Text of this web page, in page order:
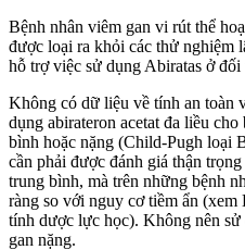
Bệnh nhân viêm gan vi rút thể
được loại ra khỏi các thử nghiệm
hỗ trợ việc sử dụng Abiratas ở đối
Không có dữ liệu về tính an toàn
dụng abirateron acetat đa liều
bình hoặc nặng (Child-Pugh loại
cần phải được đánh giá thận
trung bình, mà trên những bệnh
ràng so với nguy cơ tiềm ẩn
tính dược lực học). Không nên sử
gan nặng.